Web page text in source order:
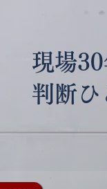
現場30
判断ひ